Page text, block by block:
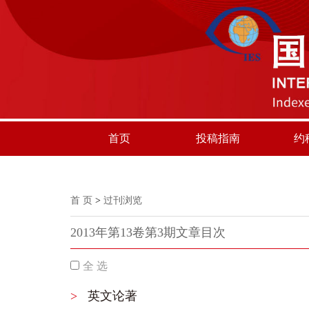
首页 投稿指南 约
首 页 > 过刊浏览
2013年第13卷第3期文章目次
全 选
> 英文论著